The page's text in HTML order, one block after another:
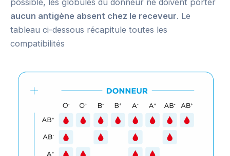
possible, les globules du donneur ne doivent porter
aucun antigène absent chez le receveur. Le
tableau ci-dessous récapitule toutes les
compatibilités